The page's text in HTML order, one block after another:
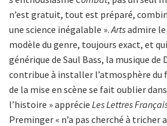
n’est gratuit, tout est préparé,
une science inégalable ». Artsadmire le
modèle du genre, toujours exact, et
générique de Saul Bass, la musique
contribue à installer l’atmosphère
de la mise en scène se fait oublier
l’histoire » apprécie Les Lettres
Preminger « n’a pas cherché à tricher